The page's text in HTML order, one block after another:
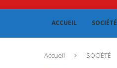
ACCUEIL SOCIÉTÉ
Accueil SOCIÉTÉ